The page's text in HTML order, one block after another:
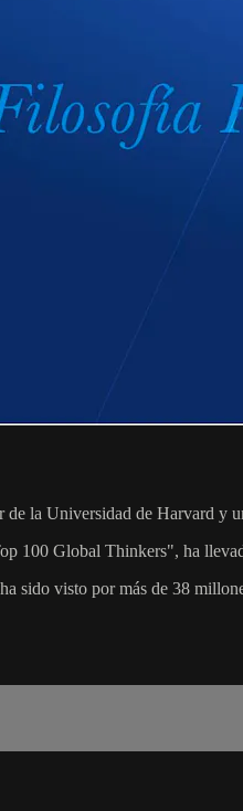
la Universidad de Harvard y
100 Global Thinkers", ha
sido visto por más de 38